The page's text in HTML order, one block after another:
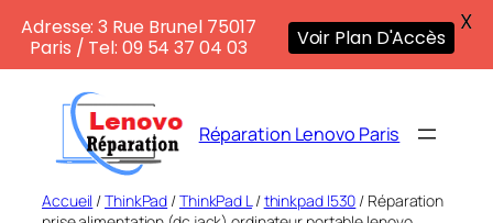
contenu
Réparation Lenovo Paris
Accueil /ThinkPad /ThinkPad L /thinkpad l530 / Réparation
Adresse: 3 Rue Brunel 75017
Paris / Tel: 09 54 37 04 03
Voir Plan D'Accès
X